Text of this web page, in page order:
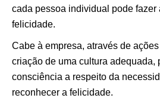
cada pessoa individual pode fazer
felicidade.
Cabe à empresa, através de
criação de uma cultura adequada,
consciência a respeito da
reconhecer a felicidade.